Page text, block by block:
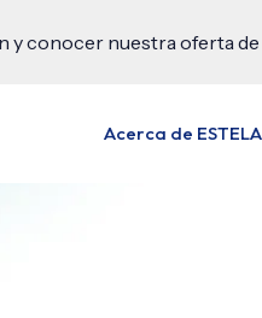
conocer nuestra oferta
Acerca de ESTELA